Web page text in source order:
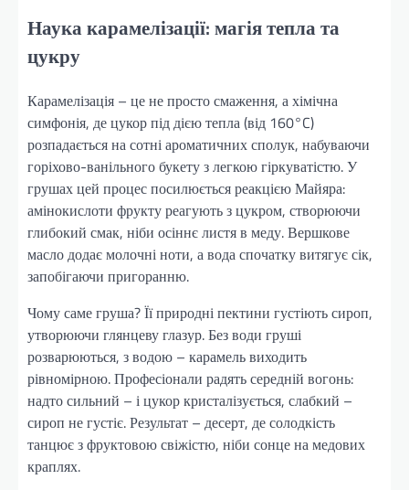
Наука карамелізації: магія тепла та
цукру
Карамелізація – це не просто смаження, а хімічна
симфонія, де цукор під дією тепла (від 160°C)
розпадається на сотні ароматичних сполук, набуваючи
горіхово-ванільного букету з легкою гіркуватістю. У
грушах цей процес посилюється реакцією Майяра:
амінокислоти фрукту реагують з цукром, створюючи
глибокий смак, ніби осіннє листя в меду. Вершкове
масло додає молочні ноти, а вода спочатку витягує сік,
запобігаючи пригоранню.
Чому саме груша? Її природні пектини густіють сироп,
утворюючи глянцеву глазур. Без води груші
розварюються, з водою – карамель виходить
рівномірною. Професіонали радять середній вогонь:
надто сильний – і цукор кристалізується, слабкий –
сироп не густіє. Результат – десерт, де солодкість
танцює з фруктовою свіжістю, ніби сонце на медових
краплях.